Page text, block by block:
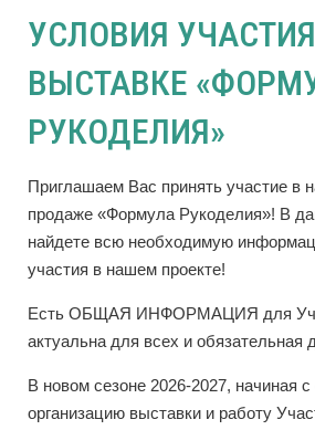
УСЛОВИЯ
ВЫСТАВКЕ
РУКОДЕЛИЯ»
Приглашаем Вас принять участие в
продаже «Формула Рукоделия»! В
найдете всю необходимую
участия в нашем проекте!
Есть ОБЩАЯ ИНФОРМАЦИЯ для
актуальна для всех и обязательная
В новом сезоне 2026-2027, начиная с
организацию выставки и работу